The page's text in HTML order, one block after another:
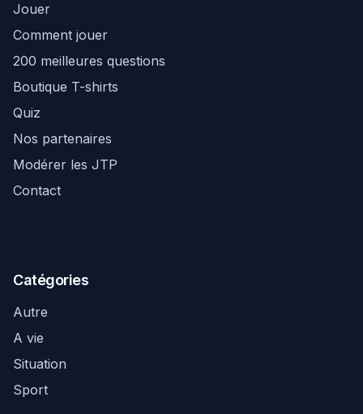
Jouer
Comment jouer
200 meilleures questions
Boutique T-shirts
Quiz
Nos partenaires
Modérer les JTP
Contact
Catégories
Autre
A vie
Situation
Sport